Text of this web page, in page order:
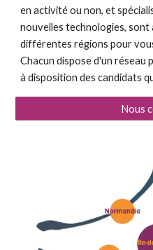
en activité ou non, et
nouvelles technologies,
différentes régions pour
Chacun dispose d'un réseau
à disposition des candidats
Nous